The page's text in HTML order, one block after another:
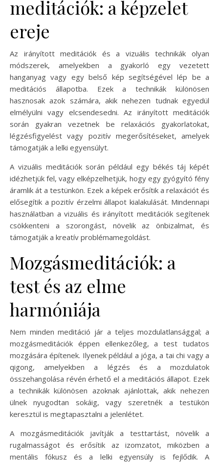
meditációk: a képzelet
ereje
Az irányított meditációk és a vizuális technikák olyan
módszerek, amelyekben a gyakorló egy vezetett
hanganyag vagy egy belső kép segítségével lép be a
meditációs állapotba. Ezek a technikák különösen
hasznosak azok számára, akik nehezen tudnak egyedül
elmélyülni vagy elcsendesedni. Az irányított meditációk
során gyakran vezetnek be relaxációs gyakorlatokat,
légzésfigyelést vagy pozitív megerősítéseket, amelyek
támogatják a lelki egyensúlyt.
A vizuális meditációk során például egy békés táj képét
idézhetjük fel, vagy elképzelhetjük, hogy egy gyógyító fény
áramlik át a testünkön. Ezek a képek erősítik a relaxációt és
elősegítik a pozitív érzelmi állapot kialakulását. Mindennapi
használatban a vizuális és irányított meditációk segítenek
csökkenteni a szorongást, növelik az önbizalmat, és
támogatják a kreatív problémamegoldást.
Mozgásmeditációk: a
test és az elme
harmóniája
Nem minden meditáció jár a teljes mozdulatlansággal; a
mozgásmeditációk éppen ellenkezőleg, a test tudatos
mozgására építenek. Ilyenek például a jóga, a tai chi vagy a
qigong, amelyekben a légzés és a mozdulatok
összehangolása révén érhető el a meditációs állapot. Ezek
a technikák különösen azoknak ajánlottak, akik nehezen
ülnek nyugodtan sokáig, vagy szeretnék a testükön
keresztül is megtapasztalni a jelenlétet.
A mozgásmeditációk javítják a testtartást, növelik a
rugalmasságot és erősítik az izomzatot, miközben a
mentális fókusz és a lelki egyensúly is fejlődik. A